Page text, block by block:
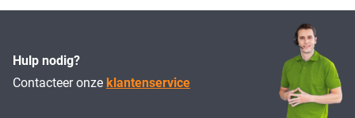
Hulp nodig?
Contacteer onze klantenservice